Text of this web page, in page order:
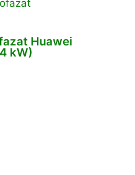
Huawei
kW)